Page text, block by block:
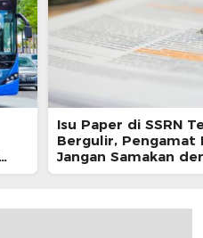
Isu Paper di SSRN
Bergulir, Pengamat
Jangan Samakan
Sikap Resmi